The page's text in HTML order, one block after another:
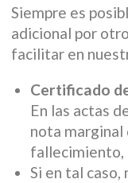
Siempre es
adicional por
facilitar en
Certificado
En las actas
nota marginal
fallecimiento,
Si en tal